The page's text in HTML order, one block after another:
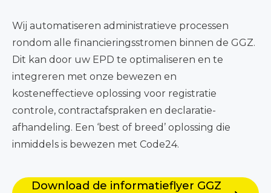
Wij automatiseren administratieve processen
rondom alle financieringsstromen binnen de GGZ.
Dit kan door uw EPD te optimaliseren en te
integreren met onze bewezen en
kosteneffectieve oplossing voor registratie
controle, contractafspraken en declaratie-
afhandeling. Een ‘best of breed’ oplossing die
inmiddels is bewezen met Code24.
Download de informatieflyer GGZ